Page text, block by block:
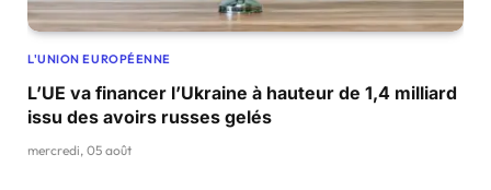
L'UNION EUROPÉENNE
L’UE va financer l’Ukraine à hauteur de 1,4 milliard
issu des avoirs russes gelés
mercredi, 05 août